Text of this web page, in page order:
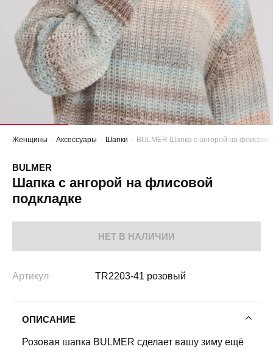
Женщины Аксессуары Шапки BULMER Шапка с ангорой на
BULMER
Шапка с ангорой на флисовой
подкладке
НЕТ В НАЛИЧИИ
Артикул TR2203-41 розовый
ОПИСАНИЕ
Розовая шапка BULMER сделает вашу зиму ещё